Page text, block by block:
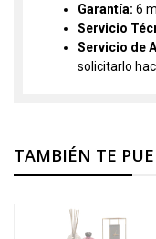
Garantía: 6
Servicio
Servicio de
solicitarlo
TAMBIÉN TE